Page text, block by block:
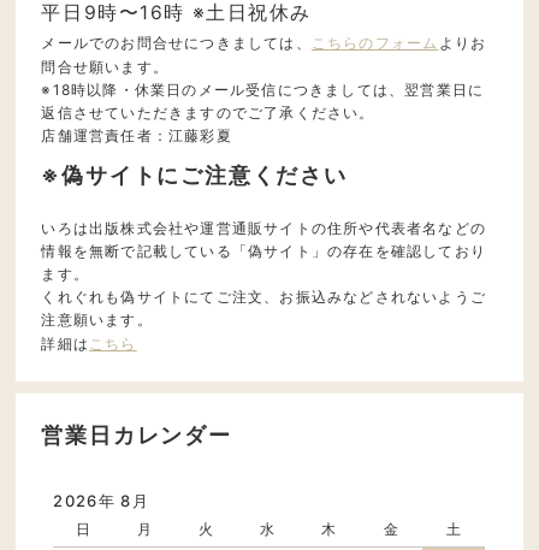
平日9時〜16時 ※土日祝休み
メールでのお問合せにつきましては、 こちらのフォーム よりお
問合せ願います。
※18時以降・休業日のメール受信につきましては、翌営業日に
返信させていただきますのでご了承ください。
店舗運営責任者：江藤彩夏
※偽サイトにご注意ください
いろは出版株式会社や運営通販サイトの住所や代表者名などの
情報を無断で記載している「偽サイト」の存在を確認しており
ます。
くれぐれも偽サイトにてご注文、お振込みなどされないようご
注意願います。
詳細は こちら
営業日カレンダー
2026年 8月
日 月 火 水 木 金
土